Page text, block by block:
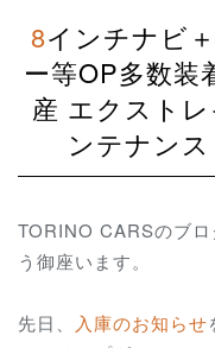
8インチナビ＋フリップダウンモニタ
ー等OP多数装
産 エクスト
ンテナン
TORINO CARSのブ
う御座います。
先日、 入庫のお知らせ